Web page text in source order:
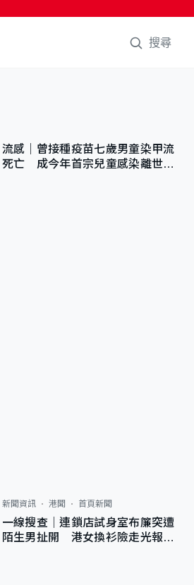
搜尋
流感｜曾接種疫苗七歲男童染甲流
死亡 成今年首宗兒童感染離世個
新聞資訊 港聞 首頁新聞
一線搜查｜連鎖店試身室布簾突遭
陌生男扯開 港女換衫險走光報